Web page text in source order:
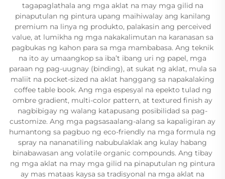
tagapaglathala ang mga aklat na may mga gilid na
pinaputulan ng pintura upang maihiwalay ang kanilang
premium na linya ng produkto, palakasin ang perceived
value, at lumikha ng mga nakakalimutan na karanasan sa
pagbukas ng kahon para sa mga mambabasa. Ang teknik
na ito ay umaangkop sa iba’t ibang uri ng papel, mga
paraan ng pag-uugnay (binding), at sukat ng aklat, mula sa
maliit na pocket-sized na aklat hanggang sa napakalaking
coffee table book. Ang mga espesyal na epekto tulad ng
ombre gradient, multi-color pattern, at textured finish ay
nagbibigay ng walang katapusang posibilidad sa pag-
customize. Ang mga pagsasaalang-alang sa kapaligiran ay
humantong sa pagbuo ng eco-friendly na mga formula ng
spray na nananatiling nabubulaklak ang kulay habang
binabawasan ang volatile organic compounds. Ang tibay
ng mga aklat na may mga gilid na pinaputulan ng pintura
ay mas mataas kaysa sa tradisyonal na mga aklat na